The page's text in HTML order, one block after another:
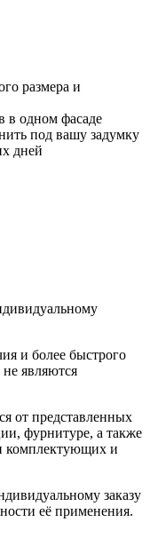
размера и
в одном фасаде
под вашу задумку
дней
и более быстрого
не являются
от представленных
фурнитуре, а также
комплектующих и
заказу
её применения.